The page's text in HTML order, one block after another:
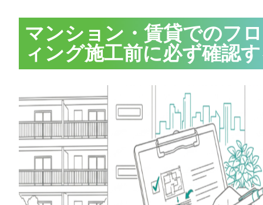
マンション・賃貸でのフ
ィング施工前に必ず確認